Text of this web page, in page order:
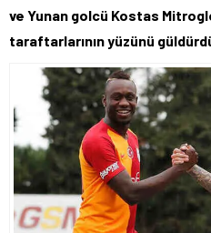
ve Yunan golcü Kostas
taraftarlarının yüzünü